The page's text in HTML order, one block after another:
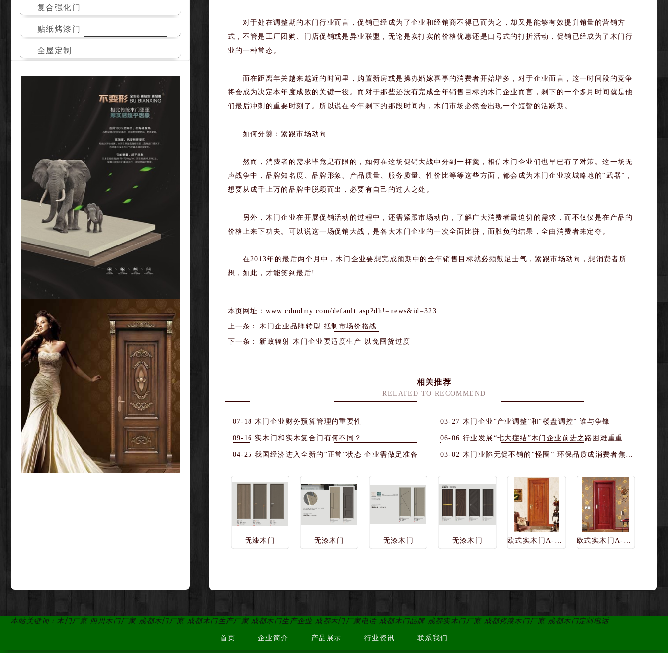
复合强化门
贴纸烤漆门
全屋定制
扩展地区
邛崃邛崃实木门厂家
达州达州室内套装门定制
曲靖曲靖实木门厂家
巴中巴中实木门厂家
德阳德阳实木门厂家
广汉广汉实木门厂家
保山保山实木门厂家
攀枝花攀枝花实木门厂家
眉山眉山实木门厂家
南川南川实木门厂家
对于处在调整期的木门行业而言，促销已经成为了企业和经销商不得已而为之，却又是能够有效提升销量的营销方
式，不管是工厂团购、门店促销或是异业联盟，无论是实打实的价格优惠还是口号式的打折活动，促销已经成为了木门行
业的一种常态。
而在距离年关越来越近的时间里，购置新房或是操办婚嫁喜事的消费者开始增多，对于企业而言，这一时间段的竞争
将会成为决定本年度成败的关键一役。而对于那些还没有完成全年销售目标的木门企业而言，剩下的一个多月时间就是他
们最后冲刺的重要时刻了。所以说在今年剩下的那段时间内，木门市场必然会出现一个短暂的活跃期。
如何分羹：紧跟市场动向
然而，消费者的需求毕竟是有限的，如何在这场促销大战中分到一杯羹，相信木门企业们也早已有了对策。这一场无
声战争中，品牌知名度、品牌形象、产品质量、服务质量、性价比等等这些方面，都会成为木门企业攻城略地的“武器”，
想要从成千上万的品牌中脱颖而出，必要有自己的过人之处。
另外，木门企业在开展促销活动的过程中，还需紧跟市场动向，了解广大消费者最迫切的需求，而不仅仅是在产品的
价格上来下功夫。可以说这一场促销大战，是各大木门企业的一次全面比拼，而胜负的结果，全由消费者来定夺。
在2013年的最后两个月中，木门企业要想完成预期中的全年销售目标就必须鼓足士气，紧跟市场动向，想消费者所
想，如此，才能笑到最后!
本页网址： www.cdmdmy.com/default.asp?dh!=news&id=323
上一条： 木门企业品牌转型 抵制市场价格战
下一条： 新政辐射 木门企业要适度生产 以免囤货过度
相关推荐
— RELATED TO RECOMMEND —
07-18 木门企业财务预算管理的重要性 03-27 木门企业“产业调整”和“楼盘调控” 谁与争锋
09-16 实木门和实木复合门有何不同？ 06-06 行业发展“七大症结”木门企业前进之路困难重重
04-25 我国经济进入全新的“正常”状态 企业需做足准备 03-02 木门业陷无促不销的“怪圈” 环保品质成消费者焦点
无漆木门 无漆木门 无漆木门 无漆木门
本站关键词：木门厂家 四川木门厂家 成都木门厂家 成都木门生产厂家 成都木门生产企业 成都木门厂家电话 成都木门品牌 成都实木门厂家 成都烤漆木门厂家 成都木门定制电话
首页 企业简介 产品展示 行业资讯 联系我们